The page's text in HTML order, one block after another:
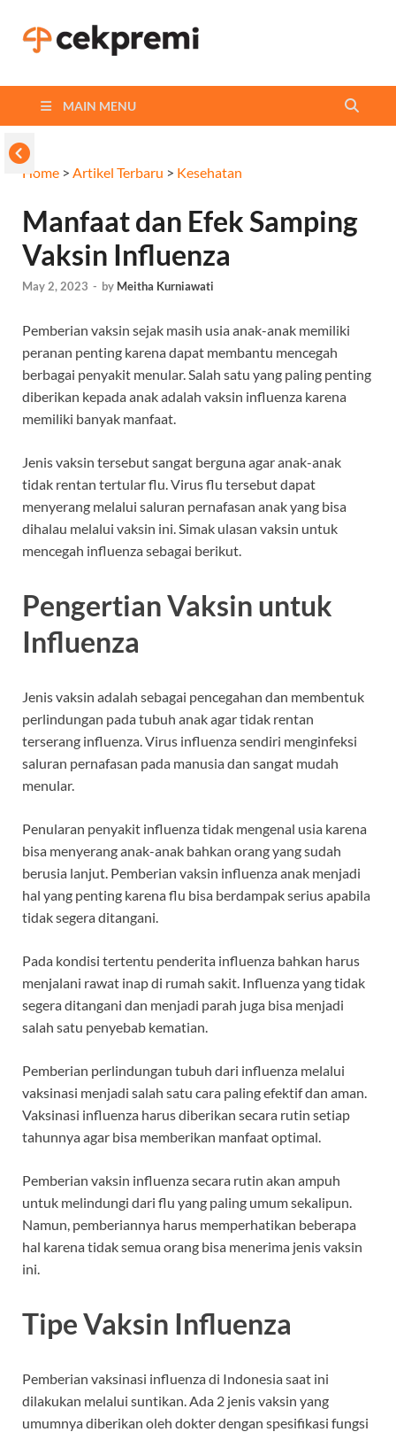
MAIN MENU
Home > Artikel Terbaru > Kesehatan
Manfaat dan Efek Samping
Vaksin Influenza
May 2, 2023 - by Meitha Kurniawati
Pemberian vaksin sejak masih usia anak-anak memiliki
peranan penting karena dapat membantu mencegah
berbagai penyakit menular. Salah satu yang paling penting
diberikan kepada anak adalah vaksin influenza karena
memiliki banyak manfaat.
Jenis vaksin tersebut sangat berguna agar anak-anak
tidak rentan tertular flu. Virus flu tersebut dapat
menyerang melalui saluran pernafasan anak yang bisa
dihalau melalui vaksin ini. Simak ulasan vaksin untuk
mencegah influenza sebagai berikut.
Pengertian Vaksin untuk
Influenza
Jenis vaksin adalah sebagai pencegahan dan membentuk
perlindungan pada tubuh anak agar tidak rentan
terserang influenza. Virus influenza sendiri menginfeksi
saluran pernafasan pada manusia dan sangat mudah
menular.
Penularan penyakit influenza tidak mengenal usia karena
bisa menyerang anak-anak bahkan orang yang sudah
berusia lanjut. Pemberian vaksin influenza anak menjadi
hal yang penting karena flu bisa berdampak serius apabila
tidak segera ditangani.
Pada kondisi tertentu penderita influenza bahkan harus
menjalani rawat inap di rumah sakit. Influenza yang tidak
segera ditangani dan menjadi parah juga bisa menjadi
salah satu penyebab kematian.
Pemberian perlindungan tubuh dari influenza melalui
vaksinasi menjadi salah satu cara paling efektif dan aman.
Vaksinasi influenza harus diberikan secara rutin setiap
tahunnya agar bisa memberikan manfaat optimal.
Pemberian vaksin influenza secara rutin akan ampuh
untuk melindungi dari flu yang paling umum sekalipun.
Namun, pemberiannya harus memperhatikan beberapa
hal karena tidak semua orang bisa menerima jenis vaksin
ini.
Tipe Vaksin Influenza
Pemberian vaksinasi influenza di Indonesia saat ini
dilakukan melalui suntikan. Ada 2 jenis vaksin yang
umumnya diberikan oleh dokter dengan spesifikasi fungsi